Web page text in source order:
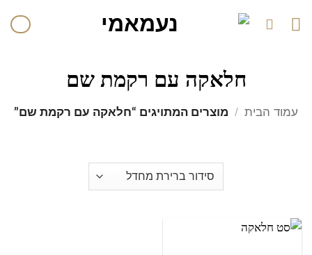
חלאקה עם רקמת שם
עמוד הבית / מוצרים המתויגים “חלאקה עם רקמת שם”